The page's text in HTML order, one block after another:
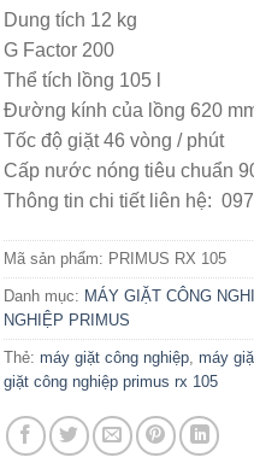
Dung tích 12 kg
G Factor 200
Thể tích lồng 105 l
Đường kính của lồng 620
Tốc độ giặt 46 vòng / phút
Cấp nước nóng tiêu chuẩn
Thông tin chi tiết liên hệ:
Mã sản phẩm: PRIMUS RX 105
Danh mục: MÁY GIẶT CÔNG
NGHIỆP PRIMUS
Thẻ:máy giặt công nghiệp,máy
giặt công nghiệp primus rx 105